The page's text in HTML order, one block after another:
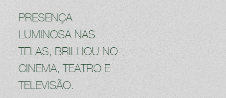
PRESENÇA
LUMINOSA NAS
TELAS, BRILHOU NO
CINEMA, TEATRO E
TELEVISÃO.